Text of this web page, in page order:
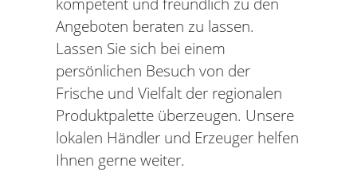
Angeboten beraten zu lassen.
Lassen Sie sich bei einem
persönlichen Besuch von der
Frische und Vielfalt der regionalen
Produktpalette überzeugen. Unsere
lokalen Händler und Erzeuger helfen
Ihnen gerne weiter.